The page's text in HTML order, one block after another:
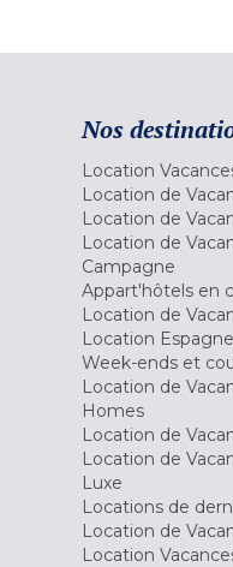
Nos
Location
Location de
Location de
Location de
Campagne
Appart'hôtels en
Location de
Location
Week-ends et
Location de
Homes
Location de
Location de
Luxe
Locations de
Location de
Location